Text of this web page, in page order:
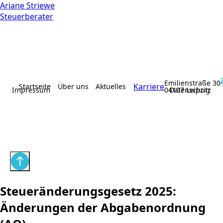
Ariane Striewe
Steuerberater
Startseite Über uns Aktuelles KarriereEmilienstraße 30
04107 Leipzig
Impressum
Datenschutz
Steueränderungsgesetz 2025:
Änderungen der Abgabenordnung